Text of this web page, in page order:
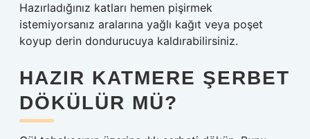
Hazırladığınız katları hemen pişirmek
istemiyorsanız aralarına yağlı kağıt veya poşet
koyup derin dondurucuya kaldırabilirsiniz.
HAZIR KATMERE ŞERBET
DÖKÜLÜR MÜ?